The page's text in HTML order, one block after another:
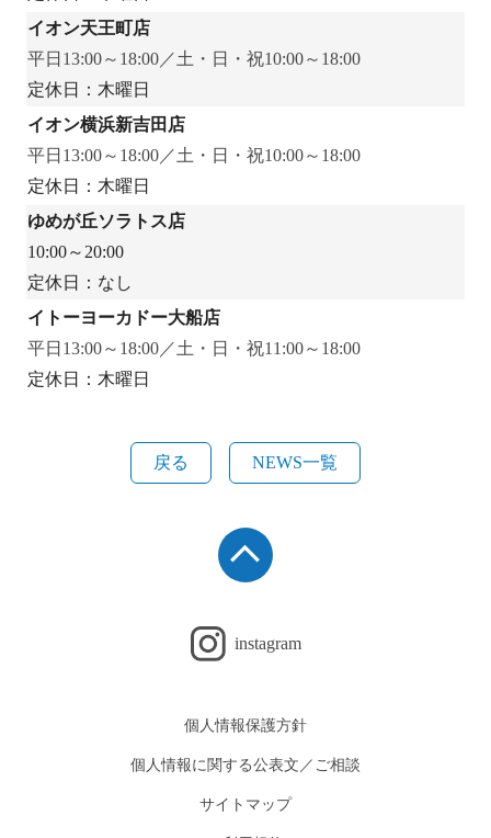
イオン天王町店
平日13:00～18:00／土・日・祝10:00～18:00
定休日：木曜日
イオン横浜新吉田店
平日13:00～18:00／土・日・祝10:00～18:00
定休日：木曜日
ゆめが丘ソラトス店
10:00～20:00
定休日：なし
イトーヨーカドー大船店
平日13:00～18:00／土・日・祝11:00～18:00
定休日：木曜日
戻る NEWS一覧
instagram
個人情報保護方針
個人情報に関する公表文／ご相談
サイトマップ